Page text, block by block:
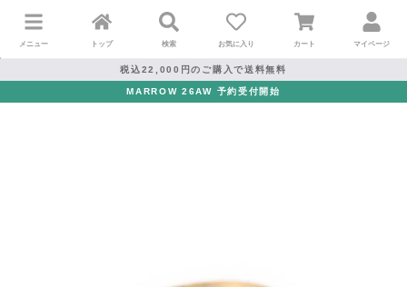
メニュー トップ 検索 お気に入り カート マイページ
税込22,000円のご購入で送料無料
MARROW 26AW 予約受付開始